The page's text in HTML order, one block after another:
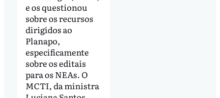
e os questionou
sobre os recursos
dirigidos ao
Planapo,
especificamente
sobre os editais
para os NEAs. O
MCTI, da ministra